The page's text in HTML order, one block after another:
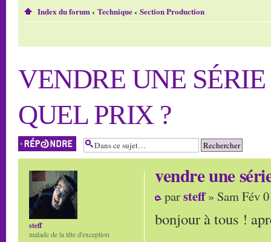
Index du forum‹ Technique‹ Section Production
VENDRE UNE
QUEL PRIX ?
Répondre
vendre une
parsteff» Sam Fév
bonjour à tous !
steff
malade de la tête d'exception